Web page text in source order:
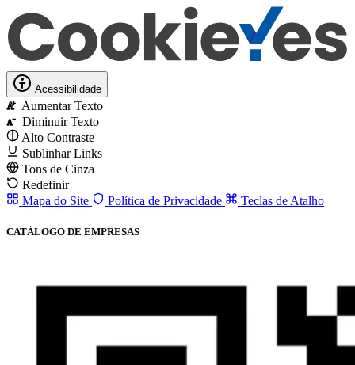
Acessibilidade
A Aumentar Texto
A
Diminuir Texto
Alto Contraste
Sublinhar Links
Tons de Cinza
Redefinir
Mapa do Site
Política de Privacidade Teclas de Atalho
CATÁLOGO DE EMPRESAS